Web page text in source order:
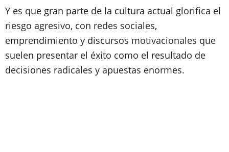
Y es que gran parte de la cultura actual glorifica el
riesgo agresivo, con redes sociales,
emprendimiento y discursos motivacionales que
suelen presentar el éxito como el resultado de
decisiones radicales y apuestas enormes.